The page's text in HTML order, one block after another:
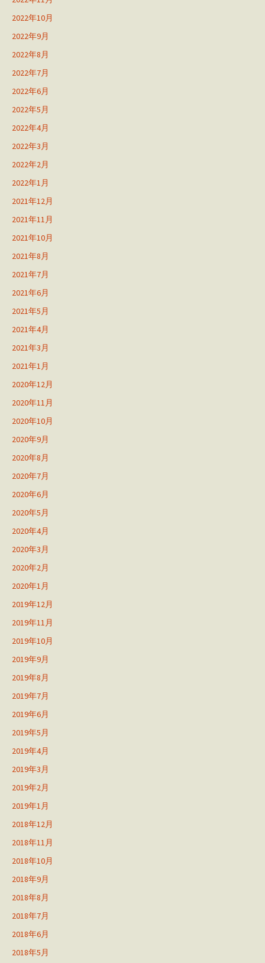
2022年10月
2022年9月
2022年8月
2022年7月
2022年6月
2022年5月
2022年4月
2022年3月
2022年2月
2022年1月
2021年12月
2021年11月
2021年10月
2021年8月
2021年7月
2021年6月
2021年5月
2021年4月
2021年3月
2021年1月
2020年12月
2020年11月
2020年10月
2020年9月
2020年8月
2020年7月
2020年6月
2020年5月
2020年4月
2020年3月
2020年2月
2020年1月
2019年12月
2019年11月
2019年10月
2019年9月
2019年8月
2019年7月
2019年6月
2019年5月
2019年4月
2019年3月
2019年2月
2019年1月
2018年12月
2018年11月
2018年10月
2018年9月
2018年8月
2018年7月
2018年6月
2018年5月